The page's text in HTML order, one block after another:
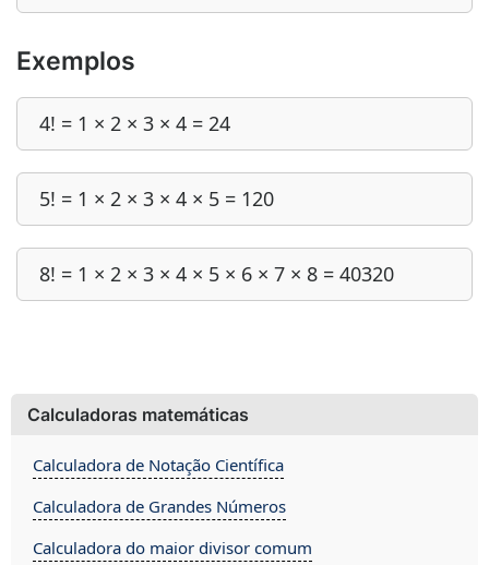
Exemplos
4! = 1 × 2 × 3 × 4 = 24
5! = 1 × 2 × 3 × 4 × 5 = 120
8! = 1 × 2 × 3 × 4 × 5 × 6 × 7 × 8 = 40320
Calculadoras matemáticas
Calculadora de Notação Científica
Calculadora de Grandes Números
Calculadora do maior divisor comum